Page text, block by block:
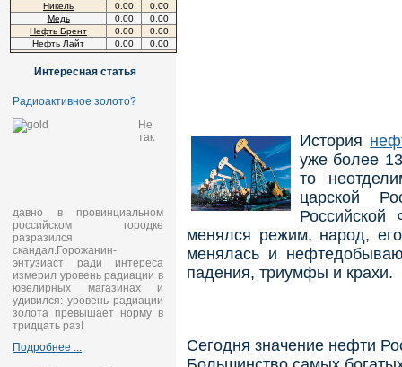
Никель
0.00
0.00
Медь
0.00
0.00
Нефть Брент
0.00
0.00
Нефть Лайт
0.00 0.00
Интересная статья
Радиоактивное золото?
Не
так
давно в провинциальном
российском городке
разразился
скандал.Горожанин-
энтузиаст ради интереса
измерил уровень радиации в
ювелирных магазинах и
удивился: уровень радиации
золота превышает норму в
тридцать раз!
Подробнее ...
История
уже более
то
царской
менялся режим, народ,
менялась и
падения, триумфы и крахи.
Сегодня значение нефти